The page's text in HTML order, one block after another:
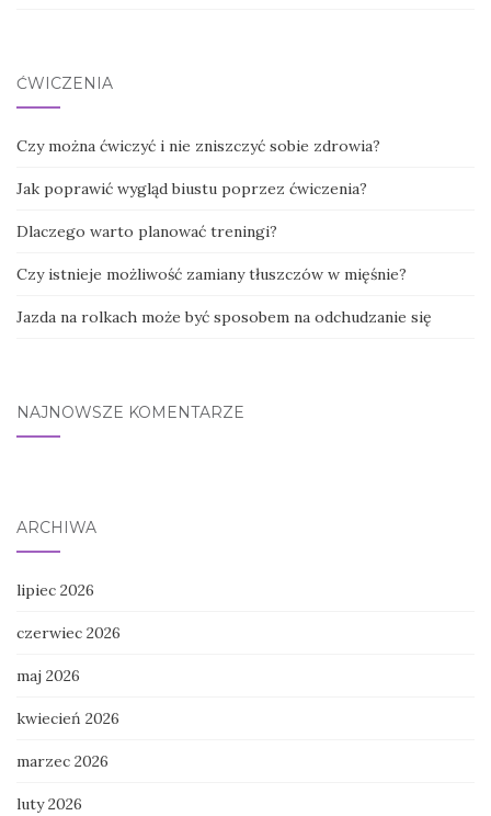
ĆWICZENIA
Czy można ćwiczyć i nie zniszczyć sobie zdrowia?
Jak poprawić wygląd biustu poprzez ćwiczenia?
Dlaczego warto planować treningi?
Czy istnieje możliwość zamiany tłuszczów w mięśnie?
Jazda na rolkach może być sposobem na odchudzanie się
NAJNOWSZE KOMENTARZE
ARCHIWA
lipiec 2026
czerwiec 2026
maj 2026
kwiecień 2026
marzec 2026
luty 2026